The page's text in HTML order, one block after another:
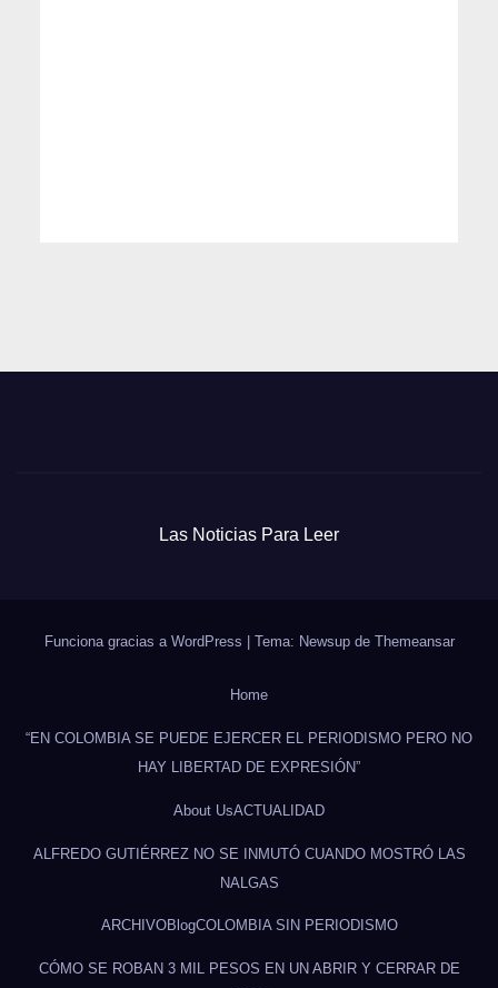
Las Noticias Para Leer
Funciona gracias a WordPress Tema: Newsup de Themeansar
Home
“EN COLOMBIA SE PUEDE EJERCER EL PERIODISMO PERO NO
HAY LIBERTAD DE EXPRESIÓN”
About UsACTUALIDAD
ALFREDO GUTIÉRREZ NO SE INMUTÓ CUANDO MOSTRÓ LAS
NALGAS
ARCHIVOBlogCOLOMBIA SIN PERIODISMO
CÓMO SE ROBAN 3 MIL PESOS EN UN ABRIR Y CERRAR DE